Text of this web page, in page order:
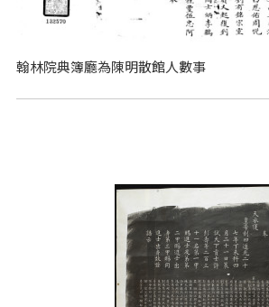
翰林院典簿廳為陳明散館人數事